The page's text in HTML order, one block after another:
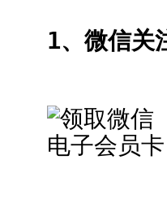
1、微信关